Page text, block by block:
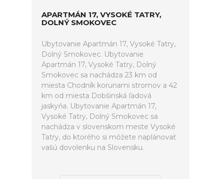
APARTMÁN 17, VYSOKÉ TATRY,
DOLNÝ SMOKOVEC
Ubytovanie Apartmán 17, Vysoké Tatry,
Dolný Smokovec. Ubytovanie
Apartmán 17, Vysoké Tatry, Dolný
Smokovec sa nachádza 23 km od
miesta Chodník korunami stromov a 42
km od miesta Dobšinská ľadová
jaskyňa. Ubytovanie Apartmán 17,
Vysoké Tatry, Dolný Smokovec sa
nachádza v slovenskom meste Vysoké
Tatry, do ktorého si môžete naplánovať
vašú dovolenku na Slovensku.